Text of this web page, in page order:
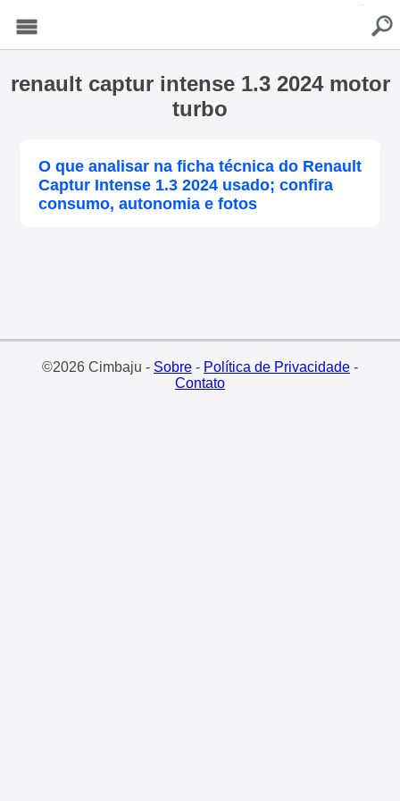
renault captur intense 1.3 2024 motor
turbo
O que analisar na ficha técnica do Renault
Captur Intense 1.3 2024 usado; confira
consumo, autonomia e fotos
©2026 Cimbaju - Sobre- Política de Privacidade-
Contato